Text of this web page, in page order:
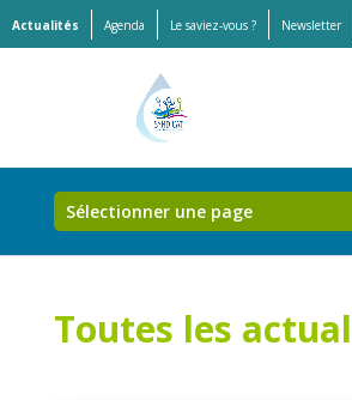
Actualités Agenda Le saviez-vous ? Newsletter
Sélectionner une page
Toutes les